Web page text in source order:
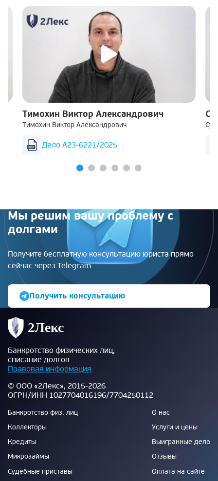
Тимохин Виктор Александрович
Тимохин Виктор Александрович
Дело А23-6221/2025
Мы решим вашу проблему с
долгами
Получите бесплатную консультацию юриста прямо
сейчас через Telegram
Получить консультацию
Банкротство физических лиц,
списание долгов
Правовая информация
© ООО «2Лекс», 2015-2026
ОГРН/ИНН 1027704016196/7704250112
Банкротство физ. лиц
Коллекторы
Кредиты
Микрозаймы
Судебные приставы
О нас
Услуги и цены
Выигранные дела
Отзывы
Оплата на сайте